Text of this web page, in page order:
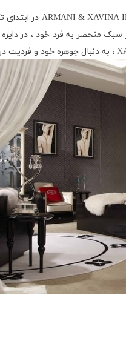
ARMANI & XAVINA در
منحصر به فرد خود ، در
، به دنبال جوهره خود و